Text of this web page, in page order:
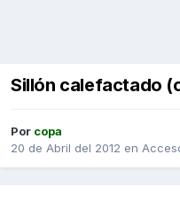
Sillón calefactado
Por copa
20 de Abril del 2012 en